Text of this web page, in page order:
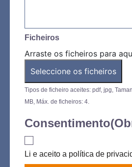
Ficheiros
Arraste os ficheiros para
Seleccione os ficheiros
Tipos de ficheiro aceites: pdf, jpg,
MB, Máx. de ficheiros: 4.
Consentimento
Li e aceito a política de